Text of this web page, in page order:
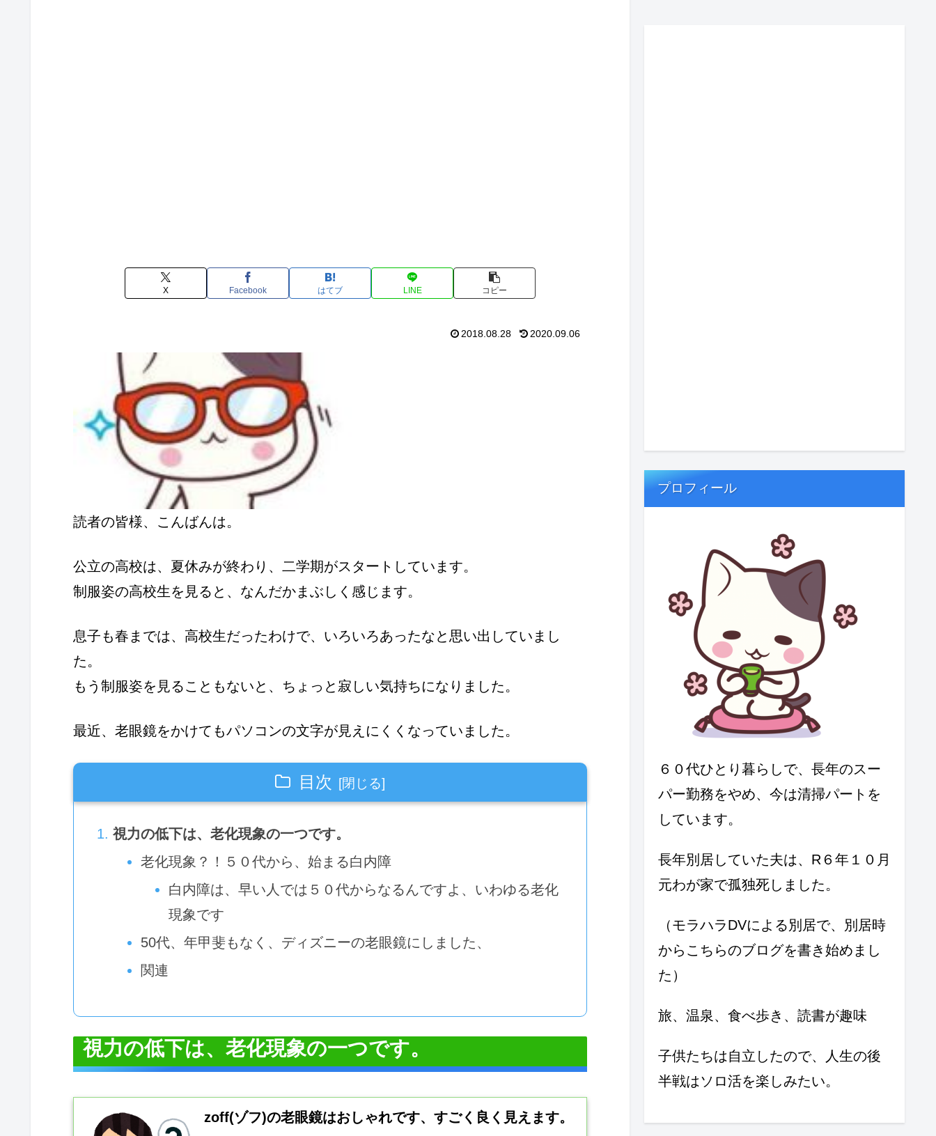
X Facebook はてブ LINE コピー
2018.08.28 2020.09.06
読者の皆様、こんばんは。
公立の高校は、夏休みが終わり、二学期がスタートしています。
制服姿の高校生を見ると、なんだかまぶしく感じます。
息子も春までは、高校生だったわけで、いろいろあったなと思い出していまし
た。
もう制服姿を見ることもないと、ちょっと寂しい気持ちになりました。
最近、老眼鏡をかけてもパソコンの文字が見えにくくなっていました。
目次
視力の低下は、老化現象の一つです。
老化現象？！５０代から、始まる白内障
白内障は、早い人では５０代からなるんですよ、いわゆる老化
現象です
50代、年甲斐もなく、ディズニーの老眼鏡にしました、
関連
視力の低下は、老化現象の一つです。
zoff(ゾフ)の老眼鏡はおしゃれです、すごく良く見えます。
プロフィール
６０代ひとり暮らしで、長年のスー
パー勤務をやめ、今は清掃パートを
しています。
長年別居していた夫は、R６年１０月
元わが家で孤独死しました。
（モラハラDVによる別居で、別居時
からこちらのブログを書き始めまし
た）
旅、温泉、食べ歩き、読書が趣味
子供たちは自立したので、人生の後
半戦はソロ活を楽しみたい。